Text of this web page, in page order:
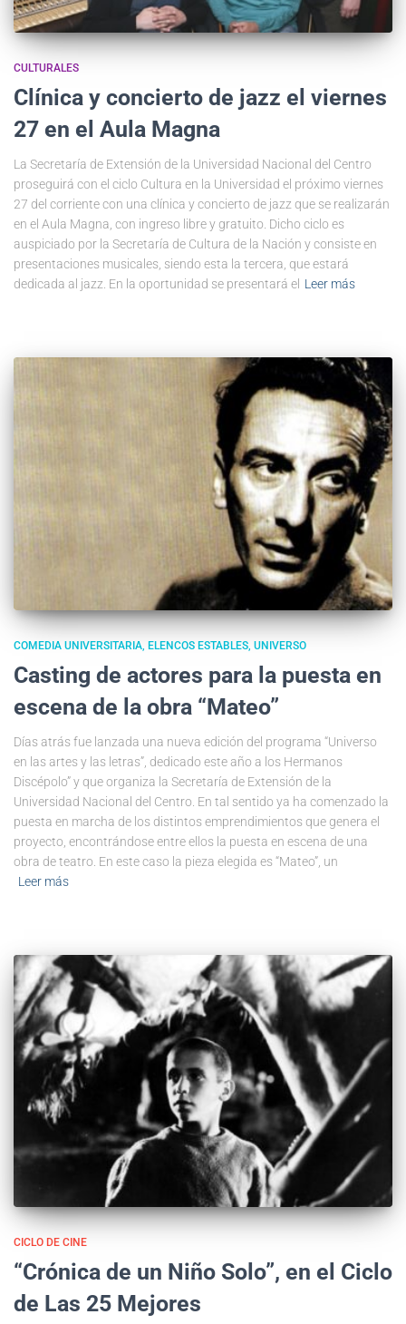
CULTURALES
Clínica y concierto de jazz el viernes
27 en el Aula Magna
La Secretaría de Extensión de la Universidad Nacional del Centro
proseguirá con el ciclo Cultura en la Universidad el próximo viernes
27 del corriente con una clínica y concierto de jazz que se realizarán
en el Aula Magna, con ingreso libre y gratuito. Dicho ciclo es
auspiciado por la Secretaría de Cultura de la Nación y consiste en
presentaciones musicales, siendo esta la tercera, que estará
dedicada al jazz. En la oportunidad se presentará el Leer más
COMEDIA UNIVERSITARIA ELENCOS ESTABLES UNIVERSO
Casting de actores para la puesta en
escena de la obra “Mateo”
Días atrás fue lanzada una nueva edición del programa “Universo
en las artes y las letras”, dedicado este año a los Hermanos
Discépolo” y que organiza la Secretaría de Extensión de la
Universidad Nacional del Centro. En tal sentido ya ha comenzado la
puesta en marcha de los distintos emprendimientos que genera el
proyecto, encontrándose entre ellos la puesta en escena de una
obra de teatro. En este caso la pieza elegida es “Mateo”, un
Leer más
CICLO DE CINE
“Crónica de un Niño Solo”, en el Ciclo
de Las 25 Mejores